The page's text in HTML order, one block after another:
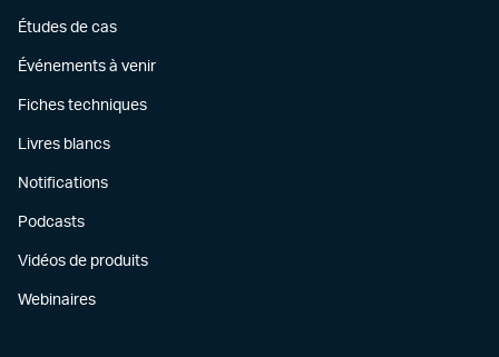
Études de cas
Événements à venir
Fiches techniques
Livres blancs
Notifications
Podcasts
Vidéos de produits
Webinaires